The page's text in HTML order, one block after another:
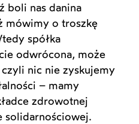
boli nas danina
mówimy o troszkę
spółka
odwrócona, może
nic nie zyskujemy
– mamy
zdrowotnej
solidarnościowej.